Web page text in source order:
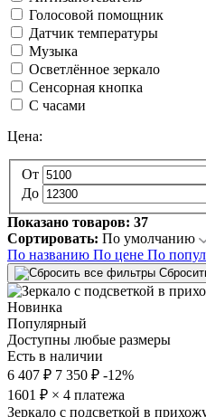
Голосовой помощник
Датчик температуры
Музыка
Осветлённое зеркало
Сенсорная кнопка
С часами
Цена:
От
До
Показано товаров: 37
Сортировать: По умолчанию
По названию По цене По
Новинка
Популярный
Доступны любые размеры
Есть в наличии
6 407 ₽ 7 350 ₽ -12%
1601 ₽ × 4 платежа
Зеркало с подсветкой в